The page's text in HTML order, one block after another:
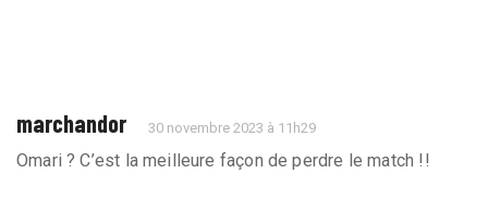
marchandor 30 novembre 2023 à 11h29
Omari ? C’est la meilleure façon de perdre le match !!